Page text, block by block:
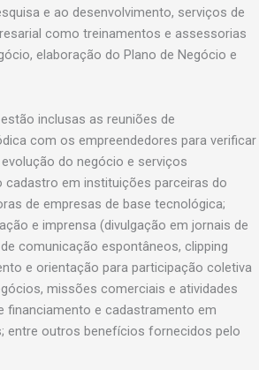
e ao desenvolvimento, serviços de
como treinamentos e assessorias
elaboração do Plano de Negócio e
inclusas as reuniões de
com os empreendedores para verificar
do negócio e serviços
cadastro em instituições parceiras do
de empresas de base tecnológica;
e imprensa (divulgação em jornais de
comunicação espontâneos, clipping
e orientação para participação coletiva
missões comerciais e atividades
financiamento e cadastramento em
entre outros benefícios fornecidos pelo